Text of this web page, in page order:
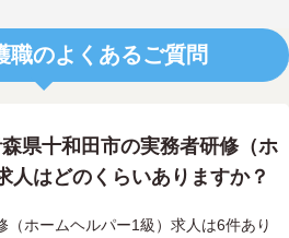
職のよくあるご質問
県十和田市の実務者研修（ホ
人はどのくらいありますか？
（ホームヘルパー1級）求人は6件あり